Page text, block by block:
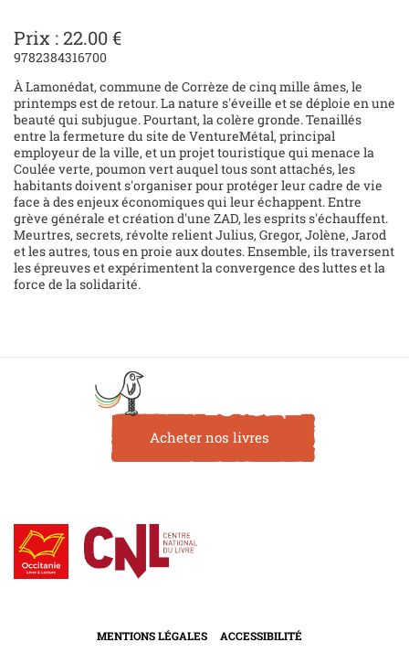
Prix : 22.00 €
9782384316700
À Lamonédat, commune de Corrèze de cinq mille âmes, le
printemps est de retour. La nature s'éveille et se déploie en une
beauté qui subjugue. Pourtant, la colère gronde. Tenaillés
entre la fermeture du site de VentureMétal, principal
employeur de la ville, et un projet touristique qui menace la
Coulée verte, poumon vert auquel tous sont attachés, les
habitants doivent s'organiser pour protéger leur cadre de vie
face à des enjeux économiques qui leur échappent. Entre
grève générale et création d'une ZAD, les esprits s'échauffent.
Meurtres, secrets, révolte relient Julius, Gregor, Jolène, Jarod
et les autres, tous en proie aux doutes. Ensemble, ils traversent
les épreuves et expérimentent la convergence des luttes et la
force de la solidarité.
Acheter nos livres
MENTIONS LÉGALES ACCESSIBILITÉ